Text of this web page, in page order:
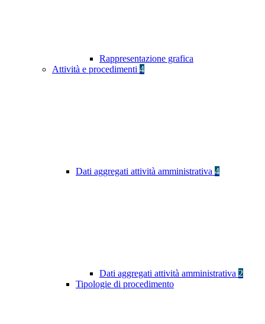
Rappresentazione grafica
Attività e procedimenti 4
Dati aggregati attività amministrativa 4
Dati aggregati attività amministrativa 2
Tipologie di procedimento